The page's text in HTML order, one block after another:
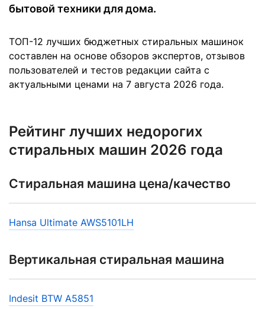
бытовой техники для дома.
ТОП-12 лучших бюджетных стиральных машинок
составлен на основе обзоров экспертов, отзывов
пользователей и тестов редакции сайта с
актуальными ценами на 7 августа 2026 года.
Рейтинг лучших недорогих
стиральных машин 2026 года
Стиральная машина цена/качество
Hansa Ultimate AWS5101LH
Вертикальная стиральная машина
Indesit BTW A5851